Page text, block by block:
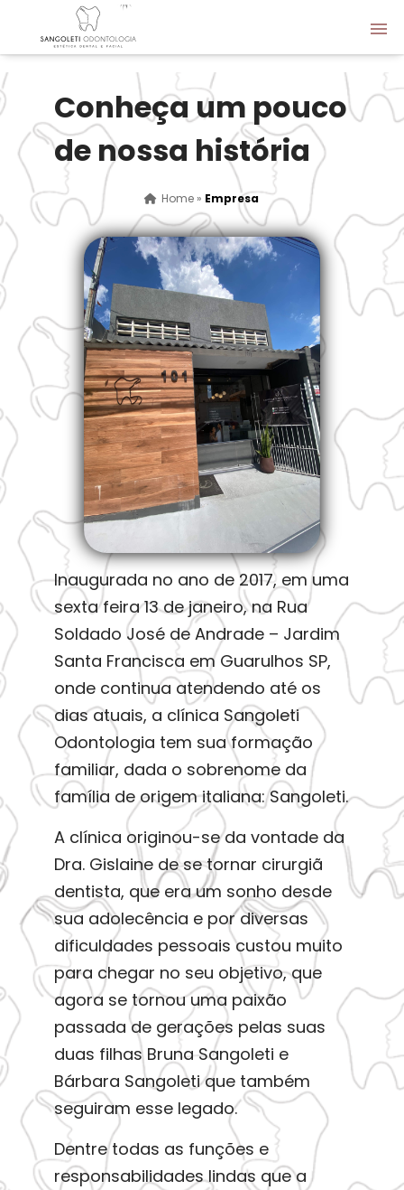
Conheça um pouco
de nossa história
Home » Empresa
Inaugurada no ano de 2017, em uma
sexta feira 13 de janeiro, na Rua
Soldado José de Andrade – Jardim
Santa Francisca em Guarulhos SP,
onde continua atendendo até os
dias atuais, a clínica Sangoleti
Odontologia tem sua formação
familiar, dada o sobrenome da
família de origem italiana: Sangoleti.
A clínica originou-se da vontade da
Dra. Gislaine de se tornar cirurgiã
dentista, que era um sonho desde
sua adolecência e por diversas
dificuldades pessoais custou muito
para chegar no seu objetivo, que
agora se tornou uma paixão
passada de gerações pelas suas
duas filhas Bruna Sangoleti e
Bárbara Sangoleti que também
seguiram esse legado.
Dentre todas as funções e
responsabilidades lindas que a